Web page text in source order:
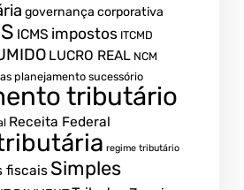
governança corporativa
ICMS impostos ITCMD
LUCRO REAL NCM
planejamento sucessório
tributário
Receita Federal
regime tributário
fiscais Simples